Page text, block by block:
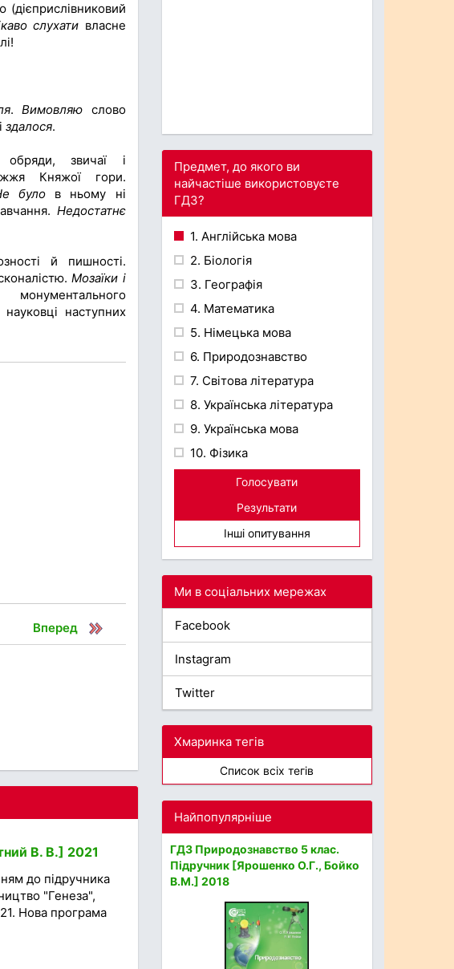
слухати власне
. Вимовляю слово
здалося.
звичаї і
Княжої гори.
було в ньому ні
Недостатнє
й пишності.
Мозаїки і
монументального
наступних
Вперед
В. В.] 2021
до підручника
"Генеза",
Нова програма
Предмет, до якого ви
найчастіше використовуєте
ГДЗ?
1. Англійська мова
2. Біологія
3. Географія
4. Математика
5. Німецька мова
6. Природознавство
7. Світова література
8. Українська література
9. Українська мова
10. Фізика
Голосувати
Результати
Інші опитування
Ми в соціальних мережах
Facebook
Instagram
Twitter
Хмаринка тегів
Список всіх тегів
Найпопулярніше
ГДЗ Природознавство 5 клас.
Підручник [Ярошенко О.Г., Бойко
В.М.] 2018